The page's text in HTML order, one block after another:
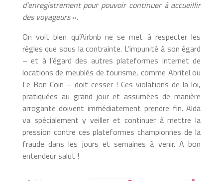
d’enregistrement pour pouvoir continuer à accueillir
des voyageurs».
On voit bien qu’Airbnb ne se met à respecter les
règles que sous la contrainte. L’impunité à son égard
– et à l’égard des autres plateformes internet de
locations de meublés de tourisme, comme Abritel ou
Le Bon Coin – doit cesser ! Ces violations de la loi,
pratiquées au grand jour et assumées de manière
arrogante doivent immédiatement prendre fin. Alda
va spécialement y veiller et continuer à mettre la
pression contre ces plateformes championnes de la
fraude dans les jours et semaines à venir. A bon
entendeur salut !